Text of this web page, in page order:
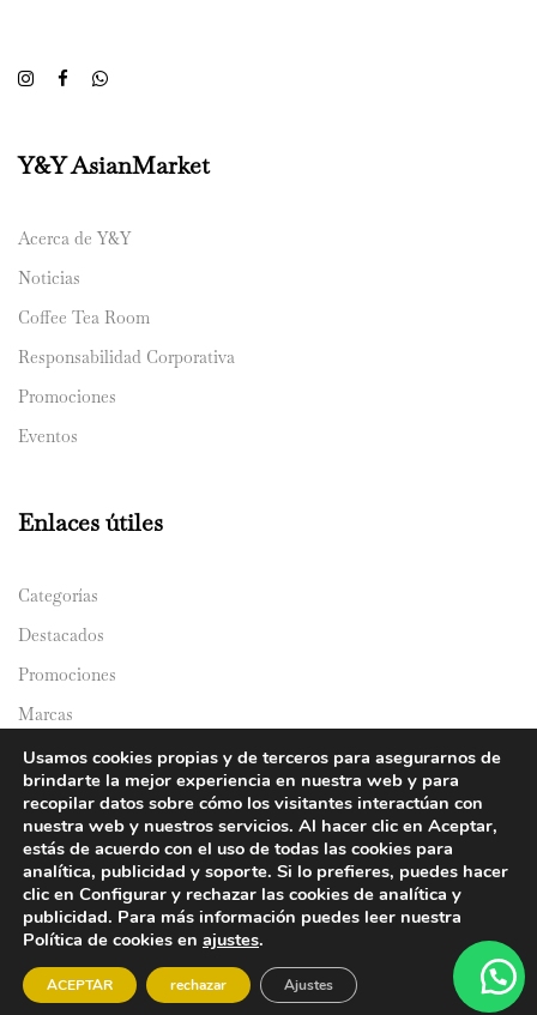
Y&Y AsianMarket
Acerca de Y&Y
Noticias
Coffee Tea Room
Responsabilidad Corporativa
Promociones
Eventos
Enlaces útiles
Categorías
Destacados
Promociones
Marcas
Catálogos
Domicilios
© 2024 Y&Y Asian Market. All rights reserved.
Usamos cookies propias y de terceros para asegurarnos de
brindarte la mejor experiencia en nuestra web y para
recopilar datos sobre cómo los visitantes interactúan con
nuestra web y nuestros servicios. Al hacer clic en Aceptar,
estás de acuerdo con el uso de todas las cookies para
analítica, publicidad y soporte. Si lo prefieres, puedes hacer
clic en Configurar y rechazar las cookies de analítica y
publicidad. Para más información puedes leer nuestra
Política de cookies en ajustes.
ACEPTAR rechazar Ajustes